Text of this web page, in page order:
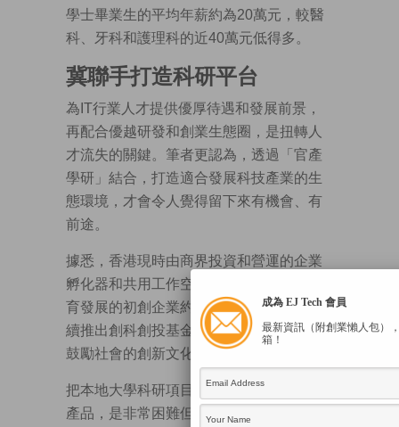
學士畢業生的平均年薪約為20萬元，較醫
科、牙科和護理科的近40萬元低得多。
冀聯手打造科研平台
為IT行業人才提供優厚待遇和發展前景，
再配合優越研發和創業生態圈，是扭轉人
才流失的關鍵。筆者更認為，透過「官產
學研」結合，打造適合發展科技產業的生
態環境，才會令人覺得留下來有機會、有
前途。
據悉，香港現時由商界投資和營運的企業
孵化器和共用工作空間已逾40間，當中孕
育發展的初創企業約有1600間；政府又陸
續推出創科創投基金和創科生活基金，以
鼓勵社會的創新文化。
把本地大學科研項目轉化為能投入市場的
產品，是非常困難但必須廣泛推行的政
成為 EJ Tech 會員
最新資訊（附創業懶人包）
箱！